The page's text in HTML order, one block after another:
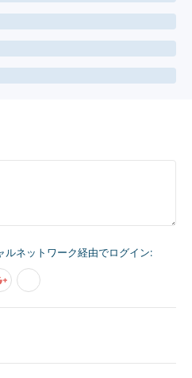
ネットワーク経由でログイン: